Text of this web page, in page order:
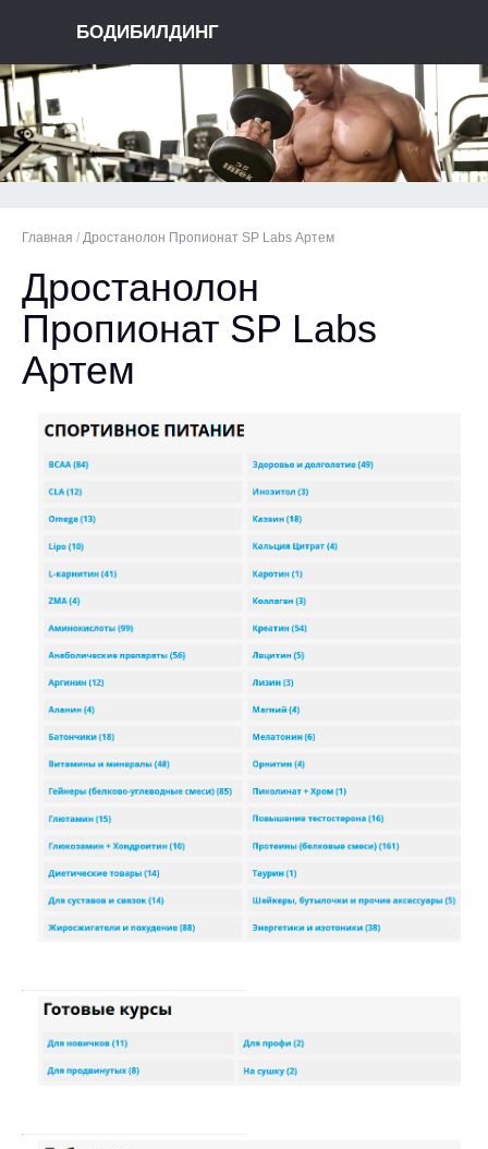
БОДИБИЛДИНГ
Главная / Дростанолон Пропионат SP Labs Артем
Дростанолон
Пропионат SP Labs
Артем